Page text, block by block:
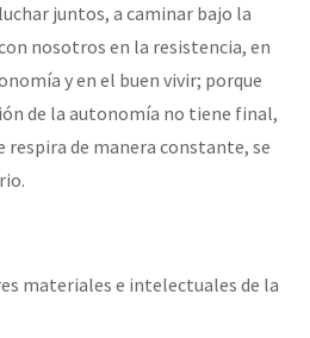
juntos, a caminar bajo la
nosotros en la resistencia, en
y en el buen vivir; porque
de la autonomía no tiene final,
respira de manera constante, se
materiales e intelectuales de la